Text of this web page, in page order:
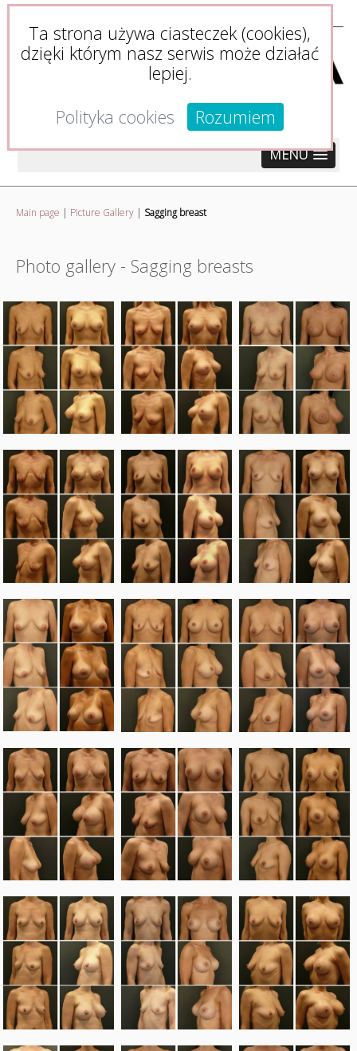
MENU
Main page | Picture Gallery | Sagging breast
Photo gallery - Sagging breasts
Ta strona używa ciasteczek (cookies),
dzięki którym nasz serwis może działać
lepiej.
Polityka cookies
Rozumiem